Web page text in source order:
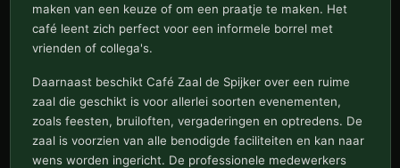
maken van een keuze of om een praatje te maken. Het
café leent zich perfect voor een informele borrel met
vrienden of collega's.
Daarnaast beschikt Café Zaal de Spijker over een ruime
zaal die geschikt is voor allerlei soorten evenementen,
zoals feesten, bruiloften, vergaderingen en optredens. De
zaal is voorzien van alle benodigde faciliteiten en kan naar
wens worden ingericht. De professionele medewerkers